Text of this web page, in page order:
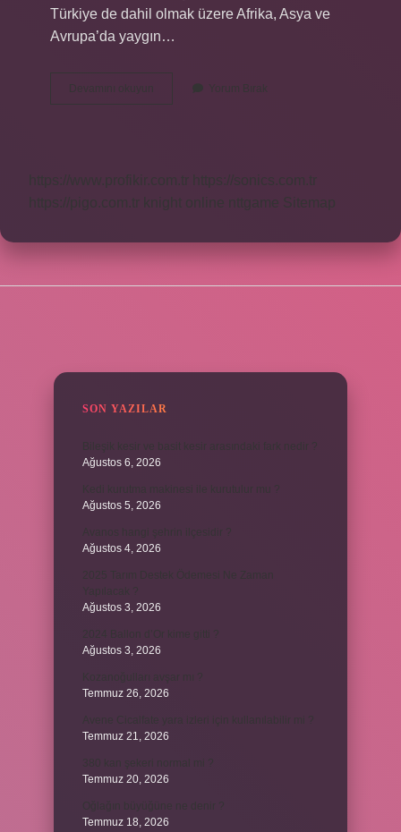
Türkiye de dahil olmak üzere Afrika, Asya ve
Avrupa’da yaygın…
Devamını okuyun
Kuyruğu
Yorum Bırak
https://www.profikir.com.tr
https://sonics.com.tr
https://pigo.com.tr knight online nttgame Sitemap
SON YAZILAR
Bileşik kesir ve basit kesir arasındaki fark nedir ?
Ağustos 6, 2026
Ağustos 5, 2026
Ağustos 4, 2026
Ağustos 3, 2026
Ağustos 3, 2026
Temmuz 26, 2026
Temmuz 21, 2026
Temmuz 20, 2026
Temmuz 18, 2026